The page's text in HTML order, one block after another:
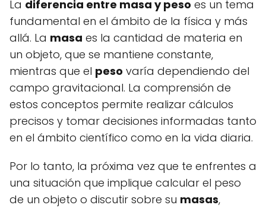
La diferencia entre masa y peso es un tema
fundamental en el ámbito de la física y más
allá. La masa es la cantidad de materia en
un objeto, que se mantiene constante,
mientras que el peso varía dependiendo del
campo gravitacional. La comprensión de
estos conceptos permite realizar cálculos
precisos y tomar decisiones informadas tanto
en el ámbito científico como en la vida diaria.
Por lo tanto, la próxima vez que te enfrentes a
una situación que implique calcular el peso
de un objeto o discutir sobre su masas,